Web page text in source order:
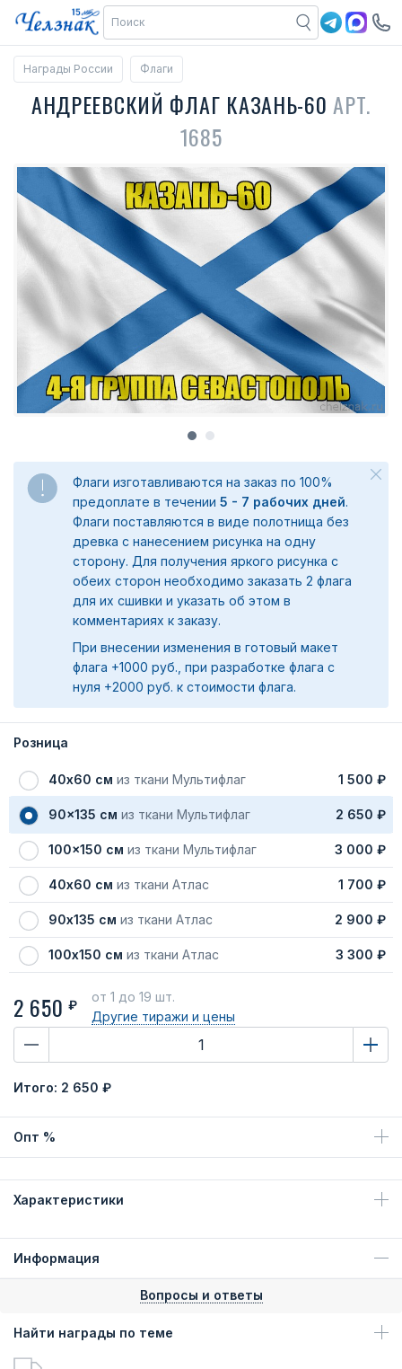
Награды России Флаги
АНДРЕЕВСКИЙ ФЛАГ КАЗАНЬ-60АРТ.
1685
Флаги изготавливаются на заказ по 100%
предоплате в течении 5 - 7 рабочих дней.
Флаги поставляются в виде полотнища без
древка с нанесением рисунка на одну
сторону. Для получения яркого рисунка с
обеих сторон необходимо заказать 2 флага
для их сшивки и указать об этом в
комментариях к заказу.
При внесении изменения в готовый макет
флага +1000 руб., при разработке флага с
нуля +2000 руб. к стоимости флага.
Розница
40х60 см из ткани Мультифлаг 1 500 ₽
90x135 см из ткани Мультифлаг 2 650 ₽
100x150 см из ткани Мультифлаг 3 000 ₽
40х60 см из ткани Атлас 1 700 ₽
90х135 см из ткани Атлас 2 900 ₽
100х150 см из ткани Атлас 3 300 ₽
2 650 ₽
от 1 до 19 шт.
Другие тиражи и цены
Итого: 2 650 ₽
Опт %
Характеристики
Информация
Вопросы и ответы
Найти награды по теме